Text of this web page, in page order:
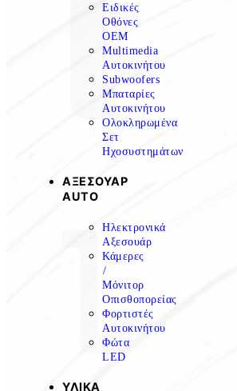
Ειδικές
Οθόνες
OEM
Multimedia
Αυτοκινήτου
Subwoofers
Μπαταρίες
Αυτοκινήτου
Ολοκληρωμένα
Σετ
Ηχοσυστημάτων
ΑΞΕΣΟΥΑΡ
AUTO
Ηλεκτρονικά
Αξεσουάρ
Κάμερες
/
Μόνιτορ
Οπισθοπορείας
Φορτιστές
Αυτοκινήτου
Φώτα
LED
ΥΛΙΚΑ